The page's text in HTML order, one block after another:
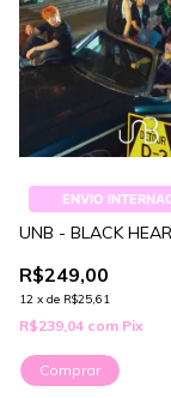
ENVIO
UNB - BLACK
R$249,00
12 x de R$25,61
R$239,04 com Pix
Comprar